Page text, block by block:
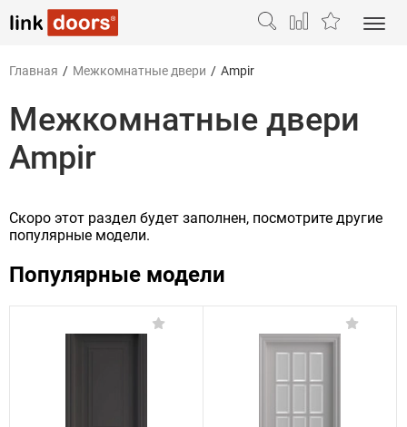
Главная / Межкомнатные двери / Ampir
Межкомнатные двери
Ampir
Скоро этот раздел будет заполнен, посмотрите другие
популярные модели.
Популярные модели